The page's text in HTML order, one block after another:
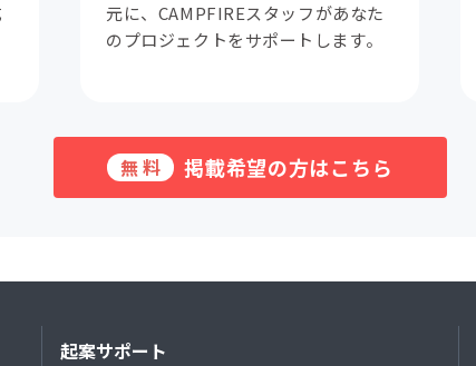
元に、CAMPFIREスタッフがあなた
のプロジェクトをサポートします。
無料 掲載希望の方はこちら
起案サポート